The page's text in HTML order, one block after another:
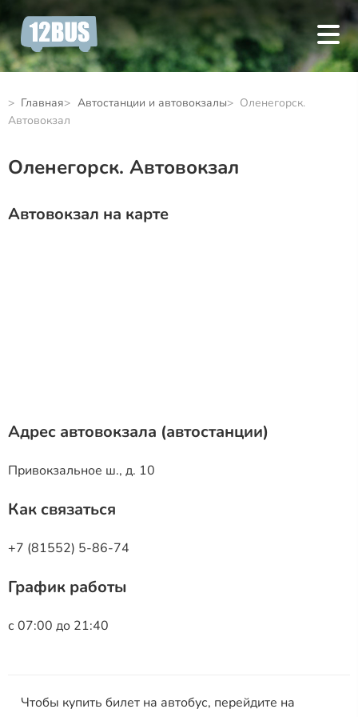
Главная Автостанции и автовокзалы
Оленегорск.
Автовокзал
Оленегорск. Автовокзал
Автовокзал на карте
Адрес автовокзала (автостанции)
Привокзальное ш., д. 10
Как связаться
+7 (81552) 5-86-74
График работы
с 07:00 до 21:40
Чтобы купить билет на автобус, перейдите на